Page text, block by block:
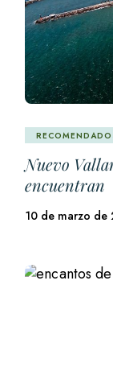
Nuevo
encuentran
10 de marzo de